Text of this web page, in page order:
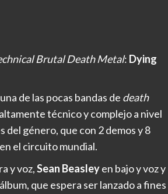
Brutal Death Metal: Dying
de las pocas bandas de death
técnico y complejo a nivel
del género, que con 2 demos y 8
el circuito mundial.
y voz,Sean Beasleyen bajo y voz y
que espera ser lanzado a fines